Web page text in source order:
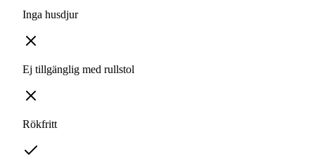
Inga husdjur
Ej tillgänglig med rullstol
Rökfritt